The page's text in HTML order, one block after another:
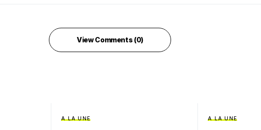
View Comments (0)
A LA UNE A LA UNE